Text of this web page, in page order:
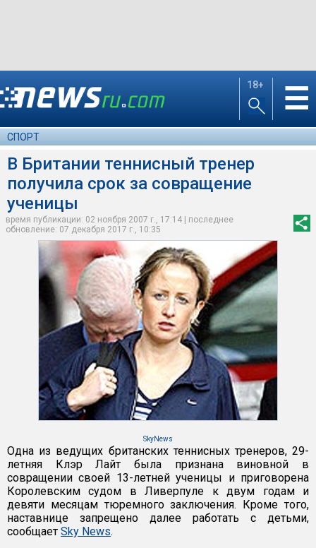
18+ ☰
СПОРТ
В Британии теннисный тренер
получила срок за совращение
ученицы
время публикации: 02 ноября 2007 г., 17:14 | последнее
обновление: 07 декабря 2017 г., 10:35
SkyNews
Одна из ведущих британских теннисных тренеров, 29-
летняя Клэр Лайт была признана виновной в
совращении своей 13-летней ученицы и приговорена
Королевским судом в Ливерпуле к двум годам и
девяти месяцам тюремного заключения. Кроме того,
наставнице запрещено далее работать с детьми,
сообщает Sky News.